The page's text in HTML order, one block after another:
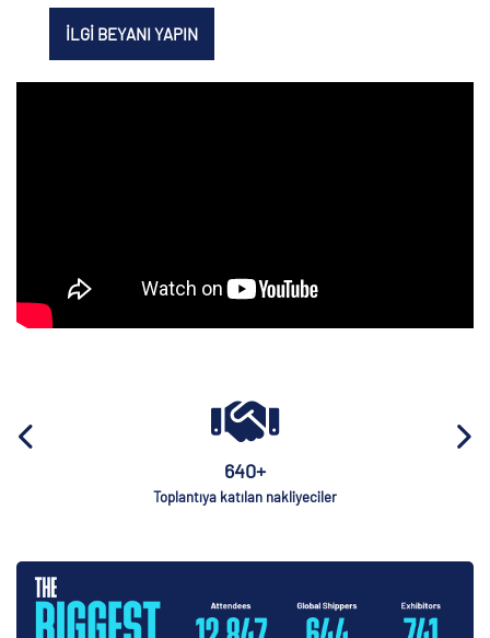
İLGI BEYANI YAPIN
640+
Toplantıya katılan nakliyeciler